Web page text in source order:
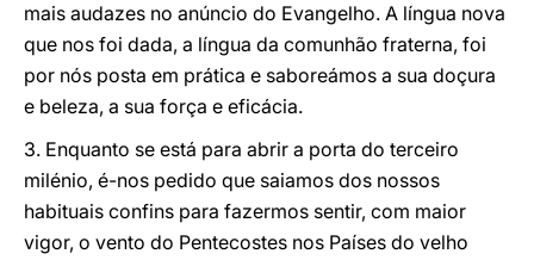
mais audazes no anúncio do Evangelho. A língua nova
que nos foi dada, a língua da comunhão fraterna, foi
por nós posta em prática e saboreámos a sua doçura
e beleza, a sua força e eficácia.
3. Enquanto se está para abrir a porta do terceiro
milénio, é-nos pedido que saiamos dos nossos
habituais confins para fazermos sentir, com maior
vigor, o vento do Pentecostes nos Países do velho